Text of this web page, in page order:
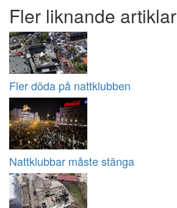
Fler liknande artiklar
Fler döda på nattklubben
Nattklubbar måste stänga